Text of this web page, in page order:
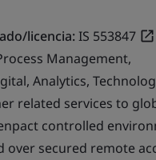
licencia:IS 553847
Management,
Analytics,
related services to
controlled
over secured remote